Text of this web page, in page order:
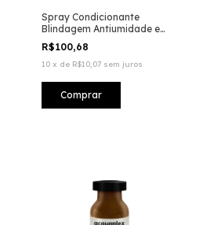
Spray Condicionante
Blindagem Antiumidade e
Antifrizz
R$100,68
10 x de R$10,07 sem juros